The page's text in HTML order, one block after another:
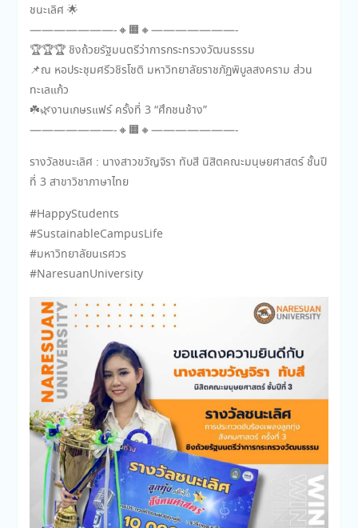
ชนะเลิศ 🌟
———————-🔸🟧🔸———————-
🏆🏆🏆 ชิงถ้วยรัฐมนตรีว่าการกระทรวงวัฒนธรรม
📌ณ หอประชุมศรีวชิรโชติ มหาวิทยาลัยราชภัฏพิบูลสงคราม ส่วน
ทะเลแก้ว
☘️🌿งานเกษรแฟร์ ครั้งที่ 3 “ศึกชนช้าง”
———————-🔸🟧🔸———————-
รางวัลชนะเลิศ : นางสาวขวัญจิรา ทับสี นิสิตคณะมนุษยศาสตร์ ชั้นปี
ที่ 3 สาขาวิชาภาษาไทย
#HappyStudents
#SustainableCampusLife
#มหาวิทยาลัยนเรศวร
#NaresuanUniversity